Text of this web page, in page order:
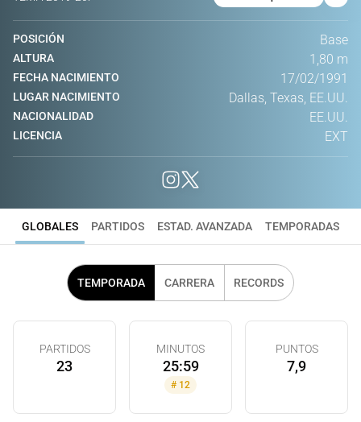
POSICIÓN Base
ALTURA 1,80 m
FECHA NACIMIENTO 17/02/1991
LUGAR NACIMIENTO Dallas, Texas, EE.UU.
NACIONALIDAD EE.UU.
LICENCIA EXT
GLOBALES PARTIDOS ESTAD. AVANZADA TEMPORADAS
TEMPORADA CARRERA RECORDS
PARTIDOS
23
MINUTOS
25:59
# 12
PUNTOS
7,9